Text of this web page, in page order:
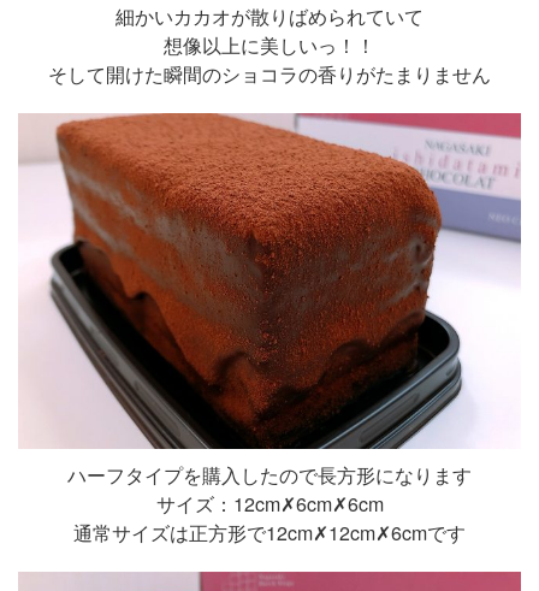
細かいカカオが散りばめられていて
想像以上に美しいっ！！
そして開けた瞬間のショコラの香りがたまりません
ハーフタイプを購入したので長方形になります
サイズ：12cm✗6cm✗6cm
通常サイズは正方形で12cm✗12cm✗6cmです